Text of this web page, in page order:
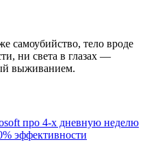
самоубийство, тело вроде
ни света в глазах —
выживанием.
про 4-х дневную неделю
эффективности